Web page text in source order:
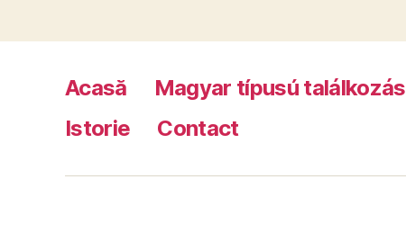
Acasă Magyar típusú találkozás
Istorie
Contact